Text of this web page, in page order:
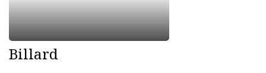
Billard